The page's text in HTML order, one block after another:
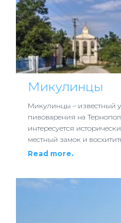
Микулинцы
Микулинцы – известный
пивоварения на
интересуется
местный замок и
Read more.